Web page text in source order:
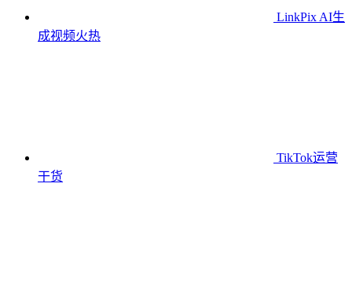
LinkPix AI生
成视频火热
TikTok运营
干货